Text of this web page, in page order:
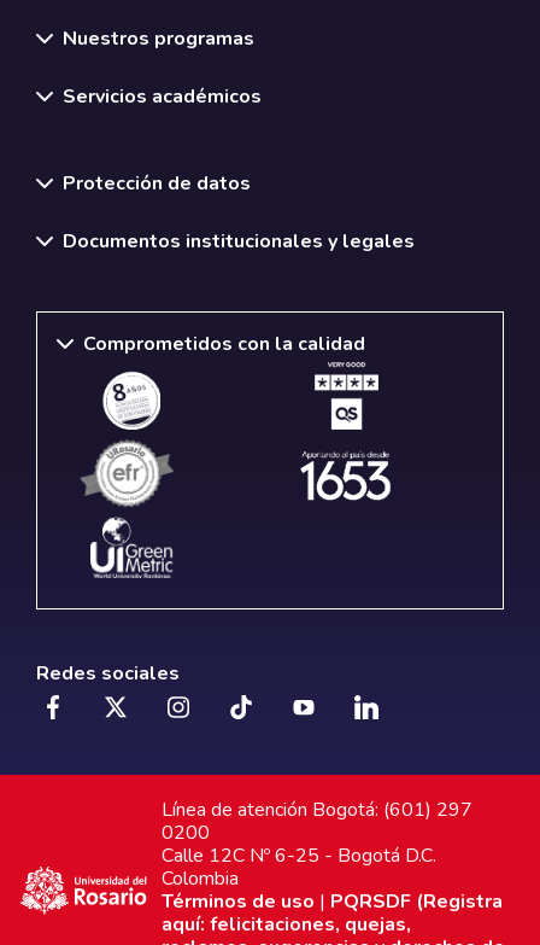
Nuestros programas
Servicios académicos
Protección de datos
Documentos institucionales y legales
Comprometidos con la calidad
Redes sociales
Línea de atención Bogotá: (601) 297
0200
Calle 12C Nº 6-25 - Bogotá D.C.
Colombia
Términos de uso | PQRSDF (Registra
aquí: felicitaciones, quejas,